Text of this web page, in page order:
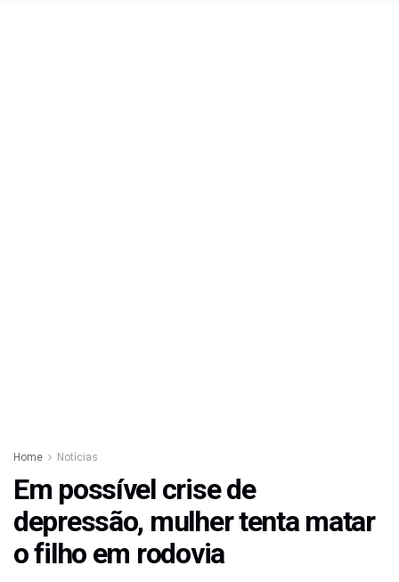
Home Notícias
Em possível crise de
depressão, mulher tenta matar
o filho em rodovia